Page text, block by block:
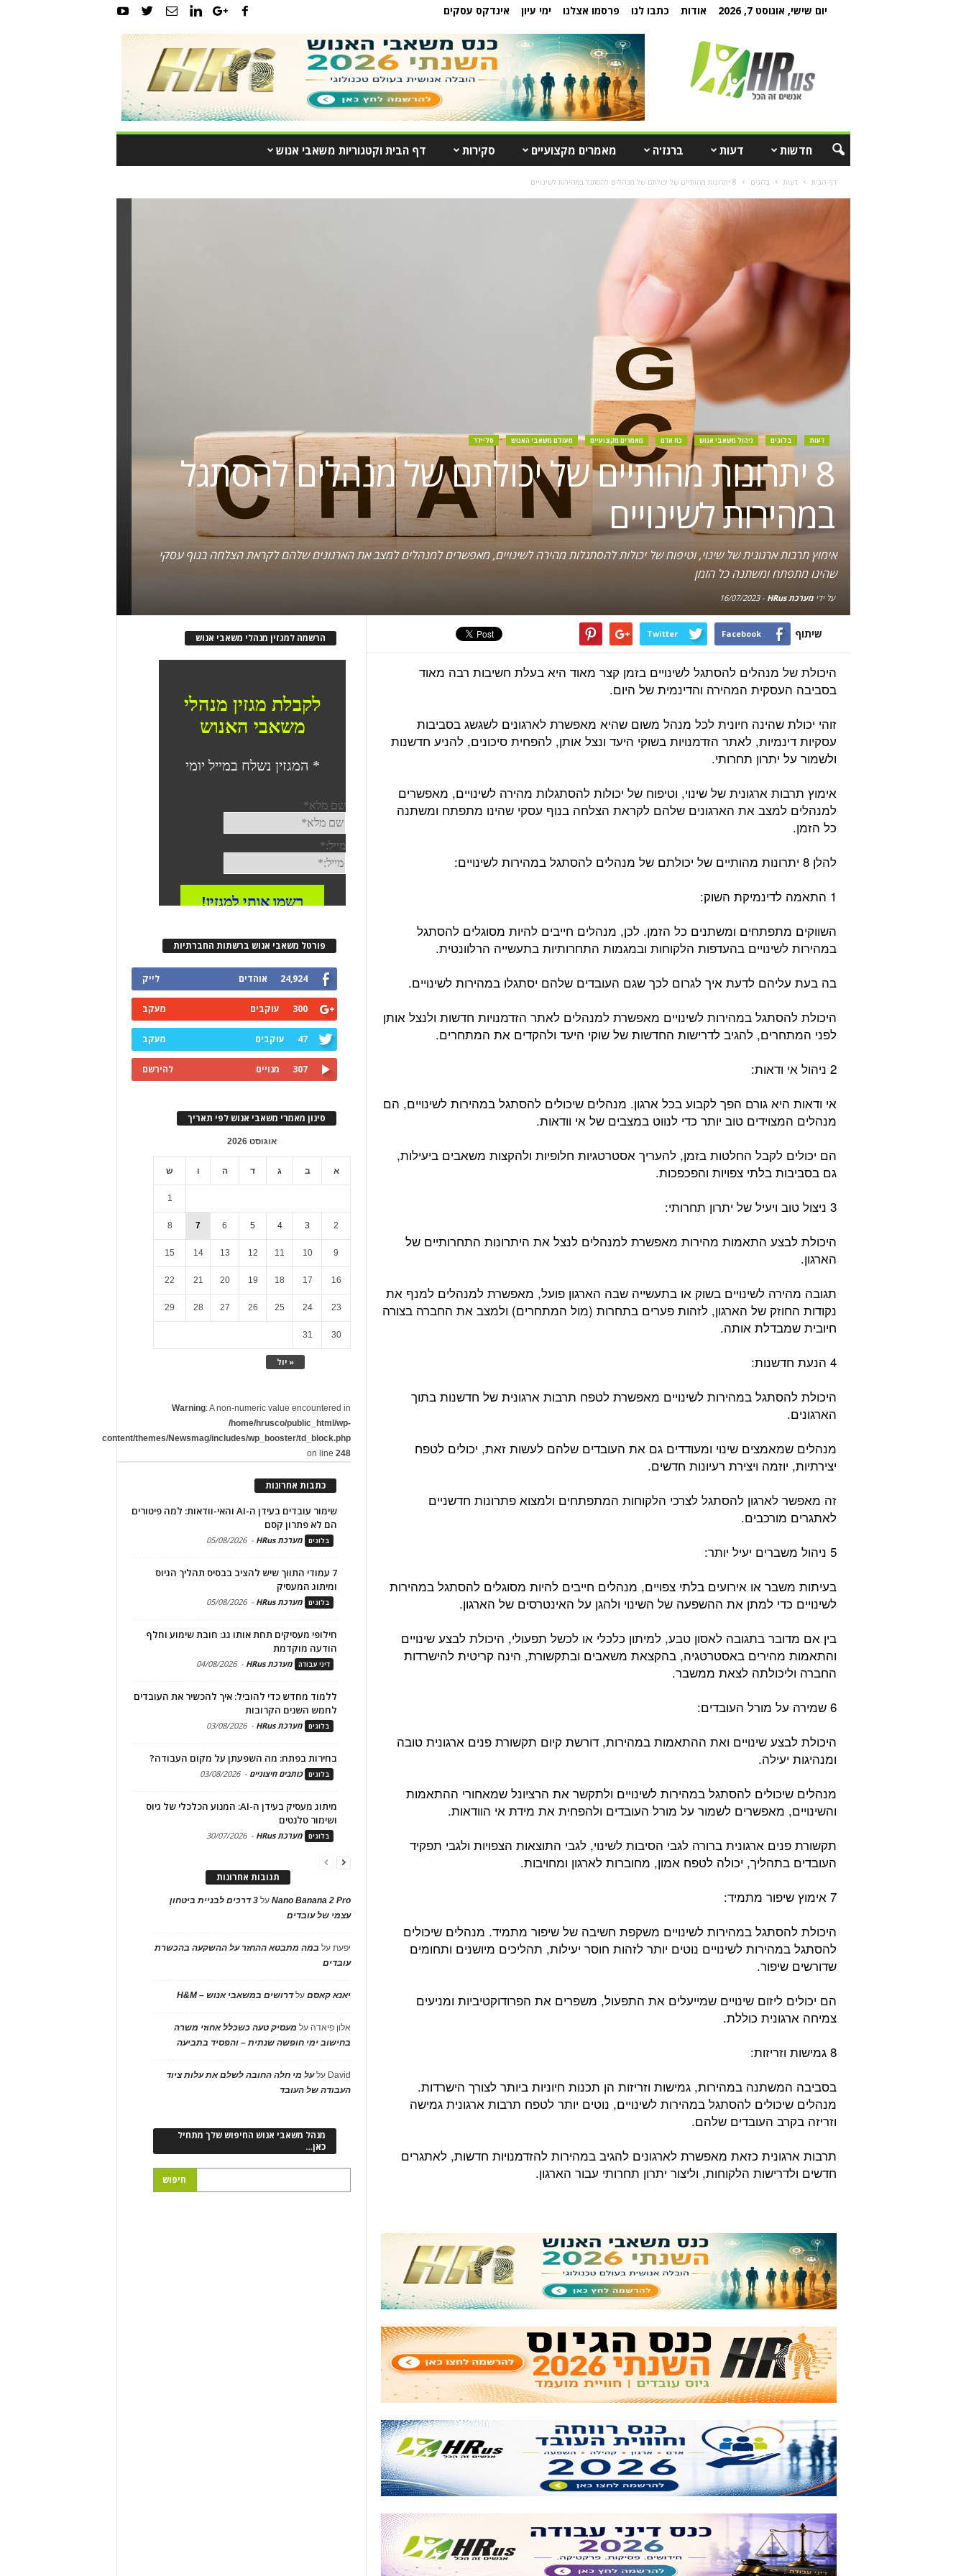
יום שישי, אוגוסט 7, 2026 אודות כתבו לנו פרסמו אצלנו ימי עיון אינדקס עסקים
חדשות דעות ברנז'ה מאמרים מקצועיים סקירות דף הבית וקטגוריות משאבי אנוש
דף הבית דעות בלוגים 8 יתרונות מהותיים של יכולתם של מנהלים להסתגל במהירות לשינויים
דעות בלוגים ניהול משאבי אנוש כח אדם מאמרים מקצועיים מעולם משאבי האנוש סליידר
8 יתרונות מהותיים של יכולתם של מנהלים להסתגל
במהירות לשינויים
אימוץ תרבות ארגונית של שינוי, וטיפוח של יכולות להסתגלות מהירה לשינויים, מאפשרים למנהלים למצב את הארגונים שלהם לקראת הצלחה בנוף עסקי
שהינו מתפתח ומשתנה כל הזמן
על ידימערכת HRus -
16/07/2023
שיתוף Facebook
Twitter
היכולת של מנהלים להסתגל לשינויים בזמן קצר מאוד היא בעלת חשיבות רבה מאוד
בסביבה העסקית המהירה והדינמית של היום.
זוהי יכולת שהינה חיונית לכל מנהל משום שהיא מאפשרת לארגונים לשגשג בסביבות
עסקיות דינמיות, לאתר הזדמנויות בשוקי היעד ונצל אותן, להפחית סיכונים, להניע חדשנות
ולשמור על יתרון תחרותי.
אימוץ תרבות ארגונית של שינוי, וטיפוח של יכולות להסתגלות מהירה לשינויים, מאפשרים
למנהלים למצב את הארגונים שלהם לקראת הצלחה בנוף עסקי שהינו מתפתח ומשתנה
כל הזמן.
להלן 8 יתרונות מהותיים של יכולתם של מנהלים להסתגל במהירות לשינויים:
1 התאמה לדינמיקת השוק:
השווקים מתפתחים ומשתנים כל הזמן. לכן, מנהלים חייבים להיות מסוגלים להסתגל
במהירות לשינויים בהעדפות הלקוחות ובמגמות התחרותיות בתעשייה הרלוונטית.
בה בעת עליהם לדעת איך לגרום לכך שגם העובדים שלהם יסתגלו במהירות לשינויים.
היכולת להסתגל במהירות לשינויים מאפשרת למנהלים לאתר הזדמנויות חדשות ולנצל אותן
לפני המתחרים, להגיב לדרישות החדשות של שוקי היעד ולהקדים את המתחרים.
2 ניהול אי ודאות:
אי ודאות היא גורם הפך לקבוע בכל ארגון. מנהלים שיכולים להסתגל במהירות לשינויים, הם
מנהלים המצוידים טוב יותר כדי לנווט במצבים של אי וודאות.
הם יכולים לקבל החלטות בזמן, להעריך אסטרטגיות חלופיות ולהקצות משאבים ביעילות,
גם בסביבות בלתי צפויות והפכפכות.
3 ניצול טוב ויעיל של יתרון תחרותי:
היכולת לבצע התאמות מהירות מאפשרת למנהלים לנצל את היתרונות התחרותיים של
הארגון.
תגובה מהירה לשינויים בשוק או בתעשייה שבה הארגון פועל, מאפשרת למנהלים למנף את
נקודות החוזק של הארגון, לזהות פערים בתחרות (מול המתחרים) ולמצב את החברה בצורה
חיובית שמבדלת אותה.
4 הנעת חדשנות:
היכולת להסתגל במהירות לשינויים מאפשרת לטפח תרבות ארגונית של חדשנות בתוך
הארגונים.
מנהלים שמאמצים שינוי ומעודדים גם את העובדים שלהם לעשות זאת, יכולים לטפח
יצירתיות, יוזמה ויצירת רעיונות חדשים.
זה מאפשר לארגון להסתגל לצרכי הלקוחות המתפתחים ולמצוא פתרונות חדשניים
לאתגרים מורכבים.
5 ניהול משברים יעיל יותר:
בעיתות משבר או אירועים בלתי צפויים, מנהלים חייבים להיות מסוגלים להסתגל במהירות
לשינויים כדי למתן את ההשפעה של השינוי ולהגן על האינטרסים של הארגון.
בין אם מדובר בתגובה לאסון טבע, למיתון כלכלי או לכשל תפעולי, היכולת לבצע שינויים
והתאמות מהירים באסטרטגיה, בהקצאת משאבים ובתקשורת, הינה קריטית להישרדות
החברה וליכולתה לצאת ממשבר.
6 שמירה על מורל העובדים:
היכולת לבצע שינויים ואת ההתאמות במהירות, דורשת קיום תקשורת פנים ארגונית טובה
ומנהיגות יעילה.
מנהלים שיכולים להסתגל במהירות לשינויים ולתקשר את הרציונל שמאחורי ההתאמות
והשינויים, מאפשרים לשמור על מורל העובדים ולהפחית את מידת אי הוודאות.
תקשורת פנים ארגונית ברורה לגבי הסיבות לשינוי, לגבי התוצאות הצפויות ולגבי תפקיד
העובדים בתהליך, יכולה לטפח אמון, מחוברות לארגון ומחויבות.
7 אימוץ שיפור מתמיד:
היכולת להסתגל במהירות לשינויים משקפת חשיבה של שיפור מתמיד. מנהלים שיכולים
להסתגל במהירות לשינויים נוטים יותר לזהות חוסר יעילות, תהליכים מיושנים ותחומים
שדורשים שיפור.
הם יכולים ליזום שינויים שמייעלים את התפעול, משפרים את הפרודוקטיביות ומניעים
צמיחה ארגונית כוללת.
8 גמישות וזריזות:
בסביבה המשתנה במהירות, גמישות וזריזות הן תכנות חיוניות ביותר לצורך הישרדות.
מנהלים שיכולים להסתגל במהירות לשינויים, נוטים יותר לטפח תרבות ארגונית גמישה
וזריזה בקרב העובדים שלהם.
תרבות ארגונית כזאת מאפשרת לארגונים להגיב במהירות להזדמנויות חדשות, לאתגרים
חדשים ולדרישות הלקוחות, וליצור יתרון תחרותי עבור הארגון.
הרשמה למגזין מנהלי משאבי אנוש
פורטל משאבי אנוש ברשתות החברתיות
24,924 אוהדים לייק
300 עוקבים מעקב
47 עוקבים מעקב
307 מנויים להירשם
סינון מאמרי משאבי אנוש לפי תאריך
אוגוסט 2026
א ב ג ד ה ו ש
« יול
1
2
3
4
5
6
7
8
9
10
11
12
13
14
15
16
17
18
19
20
21
22
23
24
25
26
27
28
29
30
31
Warning: A non-numeric value encountered in
/home/hrusco/public_html/wp-
content/themes/Newsmag/includes/wp_booster/td_block.php
on line248
כתבות אחרונות
שימור עובדים בעידן ה-AI והאי-וודאות: למה פיטורים
הם לא פתרון קסם
בלוגים מערכת HRus -
05/08/2026
7 עמודי התווך שיש להציב בבסיס תהליך הגיוס
ומיתוג המעסיק
בלוגים מערכת HRus -
05/08/2026
חילופי מעסיקים תחת אותו גג: חובת שימוע וחלף
הודעה מוקדמת
דיני עבודה מערכת HRus -
04/08/2026
ללמוד מחדש כדי להוביל: איך להכשיר את העובדים
לחמש השנים הקרובות
בלוגים מערכת HRus -
03/08/2026
בחירות בפתח: מה השפעתן על מקום העבודה?
בלוגים כותבים חיצוניים -
03/08/2026
מיתוג מעסיק בעידן ה-AI: המנוע הכלכלי של גיוס
ושימור טלנטים
בלוגים מערכת HRus -
30/07/2026
תגובות אחרונות
Nano Banana 2 Proעל
3 דרכים לבניית ביטחון
עצמי של עובדים
יפעתעל במה מתבטא ההחזר על ההשקעה בהכשרת
עובדים
יאנא קאסםעלדרושים במשאבי אנוש – H&M
אלון פיאדה על מעסיק טעה כשכלל אחוזי משרה
בחישוב ימי חופשה שנתית – והפסיד בתביעה
David עלעל מי חלה החובה לשלם את עלות ציוד
העבודה של העובד
מנהל משאבי אנוש החיפוש שלך מתחיל
כאן…